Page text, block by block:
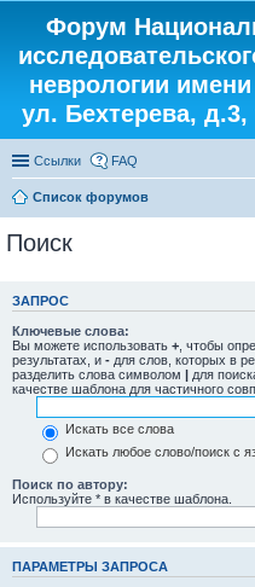
Форум
неврологии
ул. Бехтерева, д.3,
Ссылки FAQ
Список форумов
Поиск
ЗАПРОС
Ключевые слова:
Вы можете использовать + , чтобы
результатах, и - для слов, которых в
разделить слова символом | для
качестве шаблона для частичного
Искать все слова
Искать любое слово/поиск с
Поиск по автору:
Используйте * в качестве шаблона.
ПАРАМЕТРЫ ЗАПРОСА